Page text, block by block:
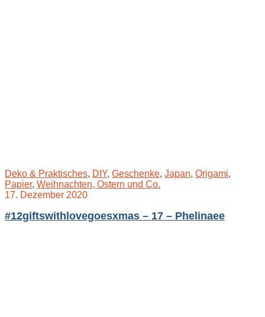
Deko & Praktisches, DIY, Geschenke, Japan, Origami,
Papier, Weihnachten, Ostern und Co.
17. Dezember 2020
#12giftswithlovegoesxmas – 17 – Phelinaee